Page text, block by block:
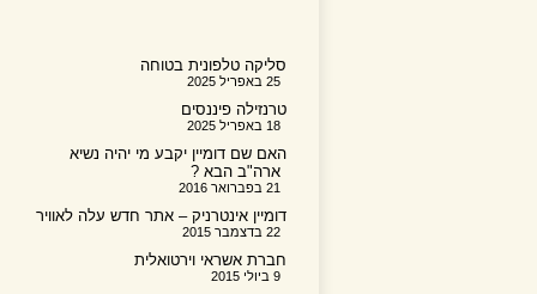
סליקה טלפונית בטוחה
טרנזילה פיננסים
האם שם דומיין יקבע מי יהיה נשיא
ארה"ב הבא ?
דומיין אינטרניק – אתר חדש עלה לאוויר
חברת אשראי וירטואלית